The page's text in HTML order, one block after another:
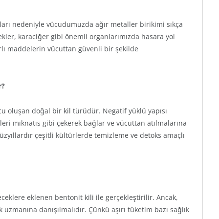
nedeniyle vücudumuzda ağır metaller birikimi sıkça
karaciğer gibi önemli organlarımızda hasara yol
maddelerin vücuttan güvenli bir şekilde
oluşan doğal bir kil türüdür. Negatif yüklü yapısı
mıknatıs gibi çekerek bağlar ve vücuttan atılmalarına
çeşitli kültürlerde temizleme ve detoks amaçlı
eklenen bentonit kili ile gerçekleştirilir. Ancak,
danışılmalıdır. Çünkü aşırı tüketim bazı sağlık